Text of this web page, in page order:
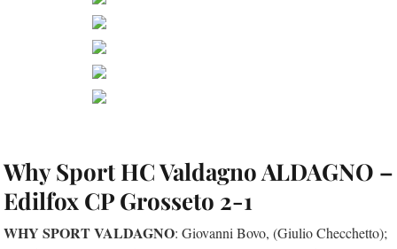
Why Sport HC Valdagno ALDAGNO –
Edilfox CP Grosseto 2-1
WHY SPORT VALDAGNO: Giovanni Bovo, (Giulio Checchetto);